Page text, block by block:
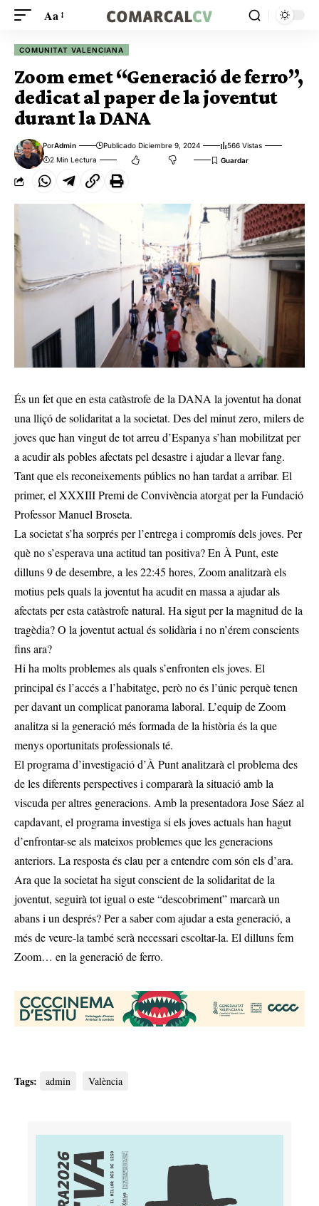
Aa
COMUNITAT VALENCIANA
Zoom emet “Generació de ferro”,
dedicat al paper de la joventut
durant la DANA
PorAdmin Publicado Diciembre 9, 2024
566 Vistas
2 Min Lectura
És un fet que en esta catàstrofe de la DANA la joventut ha donat
una lliçó de solidaritat a la societat. Des del minut zero, milers de
joves que han vingut de tot arreu d’Espanya s’han mobilitzat per
a acudir als pobles afectats pel desastre i ajudar a llevar fang.
Tant que els reconeixements públics no han tardat a arribar. El
primer, el XXXIII Premi de Convivència atorgat per la Fundació
Professor Manuel Broseta.
La societat s’ha sorprés per l’entrega i compromís dels joves. Per
què no s’esperava una actitud tan positiva? En À Punt, este
dilluns 9 de desembre, a les 22:45 hores, Zoom analitzarà els
motius pels quals la joventut ha acudit en massa a ajudar als
afectats per esta catàstrofe natural. Ha sigut per la magnitud de la
tragèdia? O la joventut actual és solidària i no n’érem conscients
fins ara?
Hi ha molts problemes als quals s’enfronten els joves. El
principal és l’accés a l’habitatge, però no és l’únic perquè tenen
per davant un complicat panorama laboral. L’equip de Zoom
analitza si la generació més formada de la història és la que
menys oportunitats professionals té.
El programa d’investigació d’À Punt analitzarà el problema des
de les diferents perspectives i compararà la situació amb la
viscuda per altres generacions. Amb la presentadora Jose Sáez al
capdavant, el programa investiga si els joves actuals han hagut
d’enfrontar-se als mateixos problemes que les generacions
anteriors. La resposta és clau per a entendre com són els d’ara.
Ara que la societat ha sigut conscient de la solidaritat de la
joventut, seguirà tot igual o este “descobriment” marcarà un
abans i un després? Per a saber com ajudar a esta generació, a
més de veure-la també serà necessari escoltar-la. El dilluns fem
Zoom… en la generació de ferro.
Tags: admin València